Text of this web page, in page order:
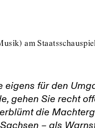
am
eigens für den
gehen Sie recht
die
– als